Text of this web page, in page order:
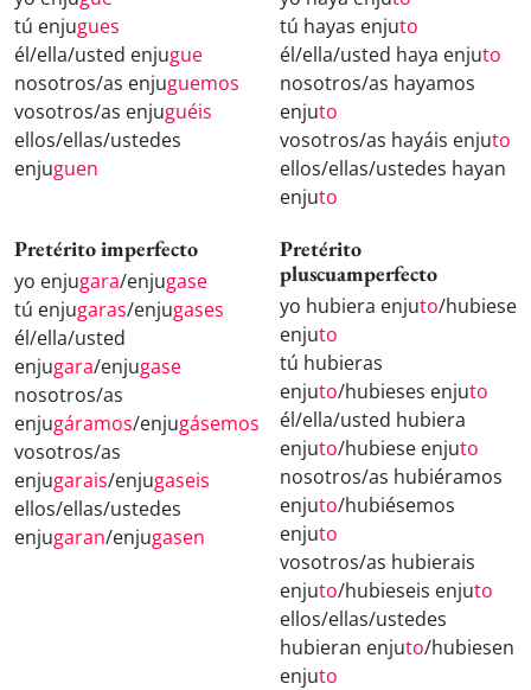
tú enjugues
él/ella/usted enjugue
nosotros/as enjuguemos
vosotros/as enjuguéis
ellos/ellas/ustedes
enjuguen
tú hayas enjuto
él/ella/usted haya enjuto
nosotros/as hayamos
enjuto
vosotros/as hayáis enjuto
ellos/ellas/ustedes hayan
enjuto
Pretérito imperfecto
yo enjugara/enjugase
tú enjugaras/enjugases
él/ella/usted
enjugara/enjugase
nosotros/as
enjugáramos/enjugásemos
vosotros/as
enjugarais/enjugaseis
ellos/ellas/ustedes
enjugaran/enjugasen
Pretérito
pluscuamperfecto
yo hubiera enjuto/hubiese
enjuto
tú hubieras
enjuto/hubieses enjuto
él/ella/usted hubiera
enjuto/hubiese enjuto
nosotros/as hubiéramos
enjuto/hubiésemos
enjuto
vosotros/as hubierais
enjuto/hubieseis enjuto
ellos/ellas/ustedes
hubieran enjuto/hubiesen
enjuto